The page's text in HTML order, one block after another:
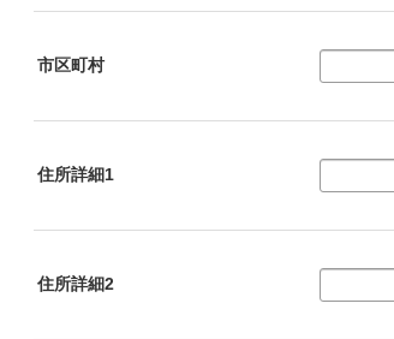
市区町村
住所詳細1
住所詳細2